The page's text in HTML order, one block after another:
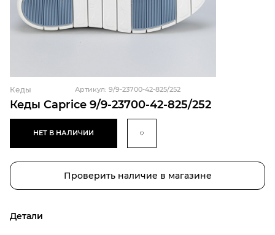
Кеды Caprice 9/9-23700-42-825/252
Кеды Артикул: 9/9-23700-42-825/252
НЕТ В НАЛИЧИИ
Проверить наличие в магазине
Детали